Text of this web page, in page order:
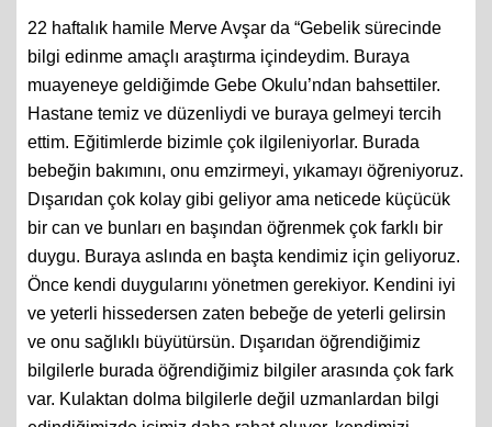
22 haftalık hamile Merve Avşar da “Gebelik sürecinde
bilgi edinme amaçlı araştırma içindeydim. Buraya
muayeneye geldiğimde Gebe Okulu’ndan bahsettiler.
Hastane temiz ve düzenliydi ve buraya gelmeyi tercih
ettim. Eğitimlerde bizimle çok ilgileniyorlar. Burada
bebeğin bakımını, onu emzirmeyi, yıkamayı öğreniyoruz.
Dışarıdan çok kolay gibi geliyor ama neticede küçücük
bir can ve bunları en başından öğrenmek çok farklı bir
duygu. Buraya aslında en başta kendimiz için geliyoruz.
Önce kendi duygularını yönetmen gerekiyor. Kendini iyi
ve yeterli hissedersen zaten bebeğe de yeterli gelirsin
ve onu sağlıklı büyütürsün. Dışarıdan öğrendiğimiz
bilgilerle burada öğrendiğimiz bilgiler arasında çok fark
var. Kulaktan dolma bilgilerle değil uzmanlardan bilgi